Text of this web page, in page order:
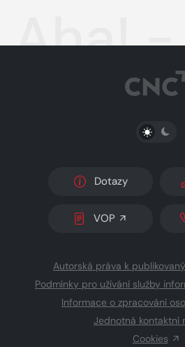
Aha! -
Dotazy
VOP
Autorská práva k
Podmínky pro užívání služby
Informace o zpracování
Jednotná kontaktní
Cookies